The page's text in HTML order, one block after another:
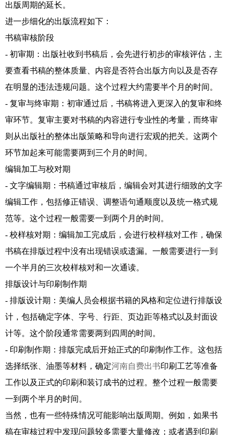
出版周期的延长。
进一步细化的出版流程如下：
书稿审核阶段
- 初审期：出版社收到书稿后，会先进行初步的审核评估，主
要查看书稿的整体质量、内容是否符合出版方向以及是否存
在明显的违法违规问题。这个过程大约需要半个月的时间。
- 复审与终审期：初审通过后，书稿将进入更深入的复审和终
审环节。复审主要对书稿的内容进行专业性的考量，而终审
则从出版社的整体出版策略和导向进行宏观的把关。这两个
环节加起来可能需要两到三个月的时间。
编辑加工与校对期
- 文字编辑期：书稿通过审核后，编辑会对其进行细致的文字
编辑工作，包括修正错误、调整语句通顺度以及统一格式规
范等。这个过程一般需要一到两个月的时间。
- 校样核对期：编辑加工完成后，会进行校样核对工作，确保
书稿在排版过程中没有出现错误或遗漏。一般需要进行一到
一个半月的三次校样核对和一次通读。
排版设计与印刷制作期
- 排版设计期：美编人员会根据书籍的风格和定位进行排版设
计，包括确定字体、字号、行距、页边距等格式以及封面设
计等。这个阶段通常需要两到四周的时间。
- 印刷制作期：排版完成后开始正式的印刷制作工作。这包括
选择纸张、油墨等材料，确定河南自费出书印刷工艺等准备
工作以及正式的印刷和装订成书的过程。整个过程一般需要
一到两个半月的时间。
当然，也有一些特殊情况可能影响出版周期。例如，如果书
稿在审核过程中发现问题较多需要大量修改；或者遇到印刷